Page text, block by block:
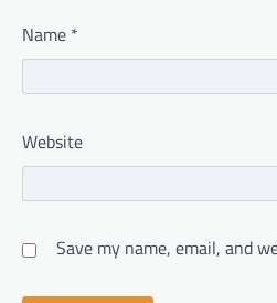
Name *
Website
Save my name, email, and